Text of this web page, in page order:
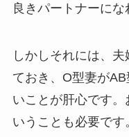
良きパートナーにな
しかしそれには、
ておき、O型妻が
いことが肝心です。
いうことも必要です